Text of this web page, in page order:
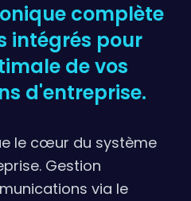
complète
intégrés pour
de vos
d'entreprise.
le cœur du système
Gestion
via le